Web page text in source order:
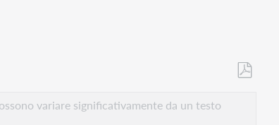
variare significativamente da un testo